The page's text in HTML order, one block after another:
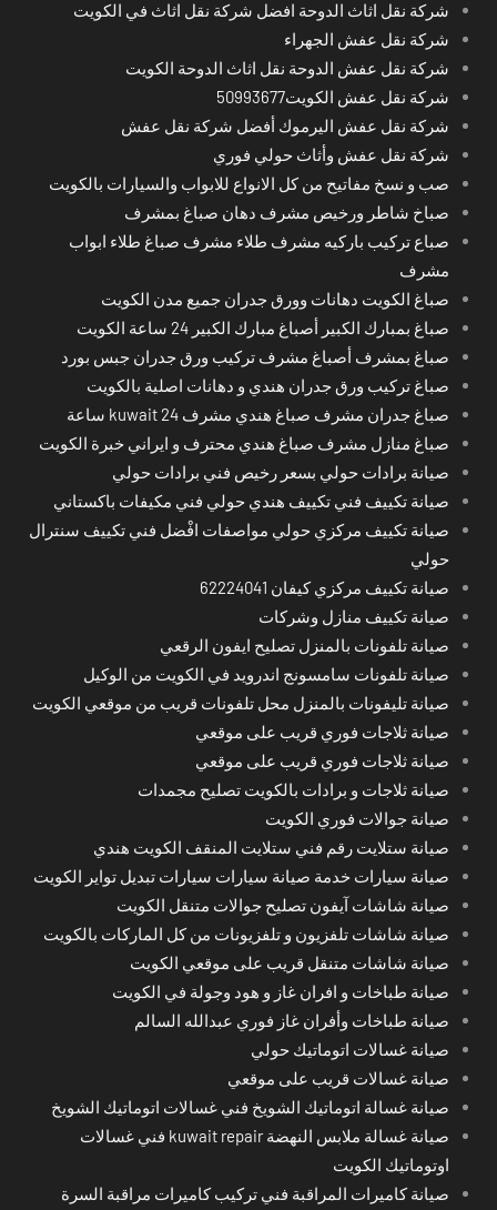
شركة نقل اثاث الدوحة افضل شركة نقل اثاث في الكويت
شركة نقل عفش الجهراء
شركة نقل عفش الدوحة نقل اثاث الدوحة الكويت
شركة نقل عفش الكويت50993677
شركة نقل عفش اليرموك أفضل شركة نقل عفش
شركة نقل عفش وأثاث حولي فوري
صب و نسخ مفاتيح من كل الانواع للابواب والسيارات بالكويت
صباخ شاطر ورخيص مشرف دهان صباغ بمشرف
صباع تركيب باركيه مشرف طلاء مشرف صباغ طلاء ابواب
مشرف
صباغ الكويت دهانات وورق جدران جميع مدن الكويت
صباغ بمبارك الكبير أصباغ مبارك الكبير 24 ساعة الكويت
صباغ بمشرف أصباغ مشرف تركيب ورق جدران جبس بورد
صباغ تركيب ورق جدران هندي و دهانات اصلية بالكويت
صباغ جدران مشرف صباغ هندي مشرف kuwait 24 ساعة
صباغ منازل مشرف صباغ هندي محترف و ايراني خبرة الكويت
صيانة برادات حولي بسعر رخيص فني برادات حولي
صيانة تكييف فني تكييف هندي حولي فني مكيفات باكستاني
صيانة تكييف مركزي حولي مواصفات افْضل فني تكييف سنترال
حولي
صيانة تكييف مركزي كيفان 62224041
صيانة تكييف منازل وشركات
صيانة تلفونات بالمنزل تصليح ايفون الرقعي
صيانة تلفونات سامسونج اندرويد في الكويت من الوكيل
صيانة تليفونات بالمنزل محل تلفونات قريب من موقعي الكويت
صيانة ثلاجات فوري قريب على موقعي
صيانة ثلاجات فوري قريب على موقعي
صيانة ثلاجات و برادات بالكويت تصليح مجمدات
صيانة جوالات فوري الكويت
صيانة ستلايت رقم فني ستلايت المنقف الكويت هندي
صيانة سيارات خدمة صيانة سيارات سيارات تبديل تواير الكويت
صيانة شاشات آيفون تصليح جوالات متنقل الكويت
صيانة شاشات تلفزيون و تلفزيونات من كل الماركات بالكويت
صيانة شاشات متنقل قريب على موقعي الكويت
صيانة طباخات و افران غاز و هود وجولة في الكويت
صيانة طباخات وأفران غاز فوري عبدالله السالم
صيانة غسالات اتوماتيك حولي
صيانة غسالات قريب على موقعي
صيانة غسالة اتوماتيك الشويخ فني غسالات اتوماتيك الشويخ
صيانة غسالة ملابس النهضة kuwait repair فني غسالات
اوتوماتيك الكويت
صيانة كاميرات المراقبة فني تركيب كاميرات مراقبة السرة